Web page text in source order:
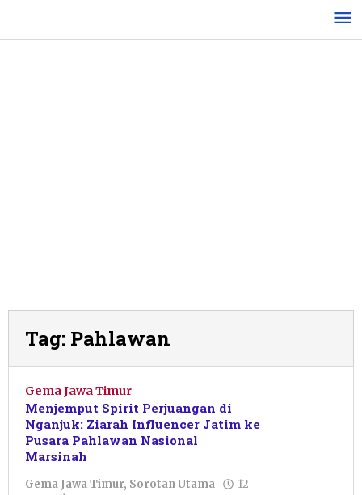
konten
Tag: Pahlawan
Gema Jawa Timur
Menjemput Spirit Perjuangan di
Nganjuk: Ziarah Influencer Jatim ke
Pusara Pahlawan Nasional
Marsinah
Gema Jawa Timur, Sorotan Utama
12